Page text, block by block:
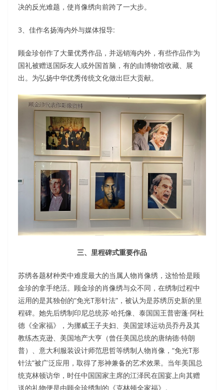
决的反光难题，使肖像绣向前跨了一大步。
3、佳作名扬海内外与媒体报导:
顾金珍创作了大量优秀作品，并远销海内外，有些作品作为
国礼被赠送国际友人或外国首脑，有的由博物馆收藏、展
出。为弘扬中华优秀传统文化做出巨大贡献。
三、里程碑式重要作品
苏绣各题材种类中难度最大的当属人物肖像绣，这恰恰是顾
金珍的拿手绝活。顾金珍的肖像绣与众不同，在绣制过程中
运用的是其独创的“免光T形针法”，被认为是苏绣历史新的里
程碑。她先后绣制印尼总统苏·哈托像、泰国国王普密蓬·阿杜
德《全家福》，为挪威王子夫妇、美国篮球运动员乔丹及其
教练杰克逊、美国地产大亨（曾任美国总统的唐纳德·特朗
普）、意大利服装设计师范思哲等绣制人物肖像，“免光T形
针法”被广泛应用，取得了形神兼备的艺术效果。当年美国总
统克林顿访华，时任中国国家主席的江泽民在国宴上向其赠
送的礼物便是由顾金珍绣制的《克林顿全家福》。